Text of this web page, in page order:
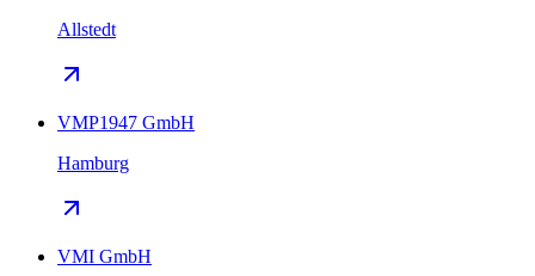
Allstedt
VMP1947 GmbH
Hamburg
VMI GmbH